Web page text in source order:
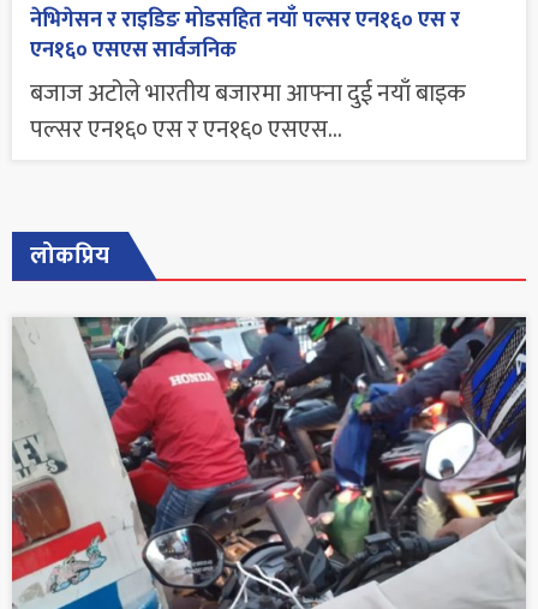
नेभिगेसन र राइडिङ मोडसहित नयाँ पल्सर एन१६० एस र
एन१६० एसएस सार्वजनिक
बजाज अटोले भारतीय बजारमा आफ्ना दुई नयाँ बाइक
पल्सर एन१६० एस र एन१६० एसएस...
लोकप्रिय